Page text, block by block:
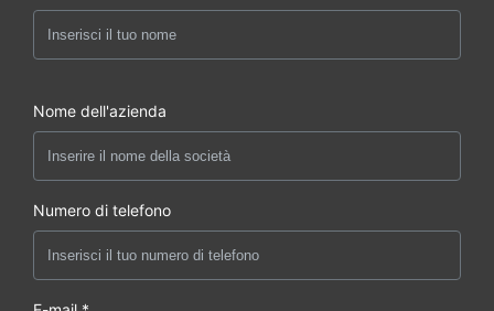
Nome dell'azienda
Numero di telefono